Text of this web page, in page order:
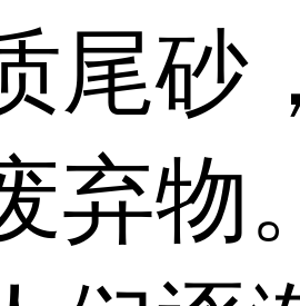
尾砂
弃物